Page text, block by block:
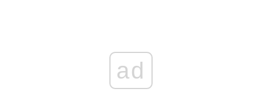
ad